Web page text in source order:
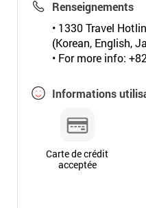
Renseignements
• 1330 Travel
(Korean, English,
• For more info:
Informations
Carte de crédit
acceptée